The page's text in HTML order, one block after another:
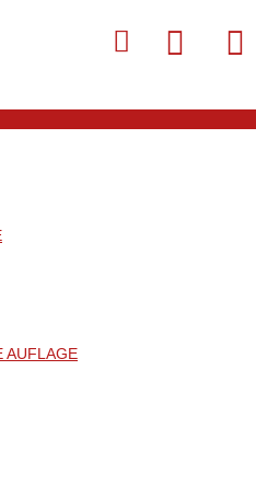
AUFLAGE
Holz
– eines gilt auf jeden
ist der zuverlässige Partner,
– vom Wohn- oder
gefertigten Einzelstück oder
Den Anfang dabei
und die ersten Ideen für die
Gegenstände oder
folgen die maßgeschneiderte
hochwertige Fertigung